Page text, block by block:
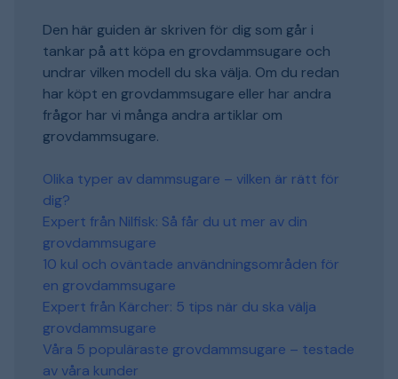
Den här guiden är skriven för dig som går i
tankar på att köpa en grovdammsugare och
undrar vilken modell du ska välja. Om du redan
har köpt en grovdammsugare eller har andra
frågor har vi många andra artiklar om
grovdammsugare.
Olika typer av dammsugare – vilken är rätt för
dig?
Expert från Nilfisk: Så får du ut mer av din
grovdammsugare
10 kul och oväntade användningsområden för
en grovdammsugare
Expert från Kärcher: 5 tips när du ska välja
grovdammsugare
Våra 5 populäraste grovdammsugare – testade
av våra kunder